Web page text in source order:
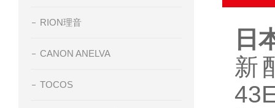
RION理音
CANON ANELVA
TOCOS
日
新